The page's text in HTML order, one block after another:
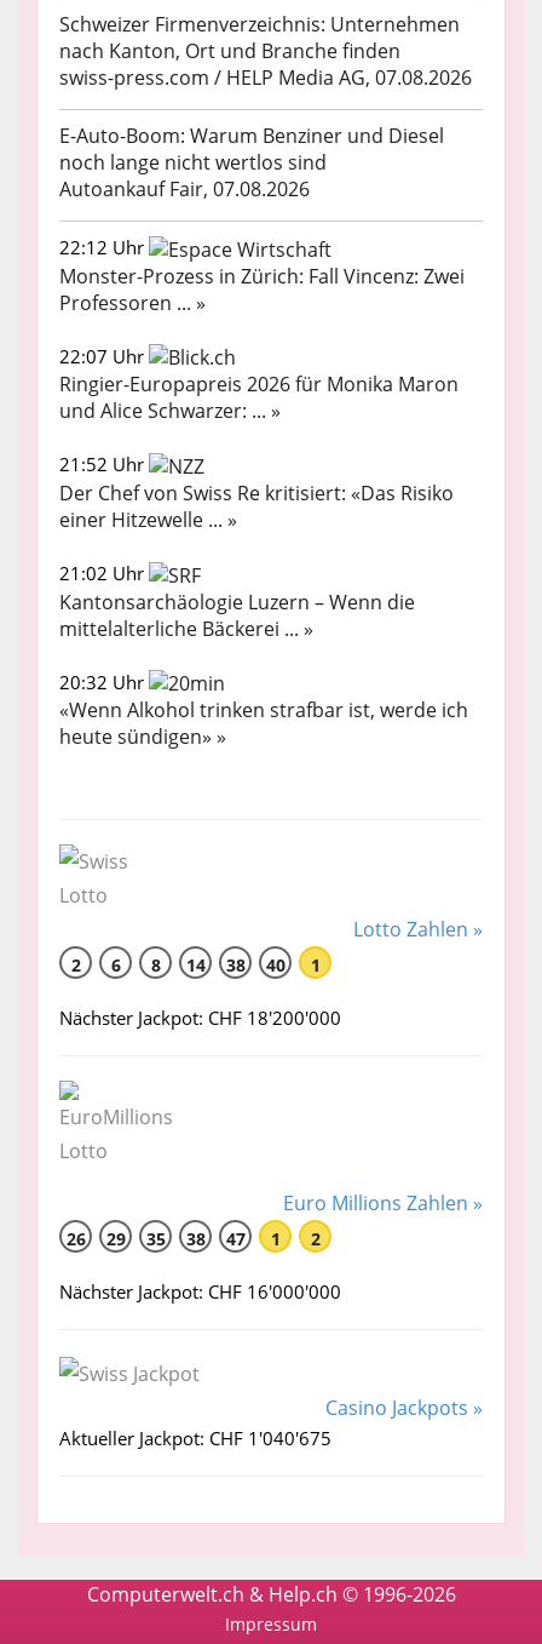
Schweizer Firmenverzeichnis: Unternehmen
nach Kanton, Ort und Branche finden
swiss-press.com / HELP Media AG, 07.08.2026
E-Auto-Boom: Warum Benziner und Diesel
noch lange nicht wertlos sind
Autoankauf Fair, 07.08.2026
22:12 Uhr
Monster-Prozess in Zürich: Fall Vincenz: Zwei
Professoren ... »
22:07 Uhr
Ringier-Europapreis 2026 für Monika Maron
und Alice Schwarzer: ... »
21:52 Uhr
Der Chef von Swiss Re kritisiert: «Das Risiko
einer Hitzewelle ... »
21:02 Uhr
Kantonsarchäologie Luzern – Wenn die
mittelalterliche Bäckerei ... »
20:32 Uhr
«Wenn Alkohol trinken strafbar ist, werde ich
heute sündigen» »
Lotto Zahlen »
2 6 8 14 38 40 1
Nächster Jackpot: CHF 18'200'000
Euro Millions Zahlen »
26 29 35 38 47 1 2
Nächster Jackpot: CHF 16'000'000
Casino Jackpots »
Aktueller Jackpot: CHF 1'040'675
Computerwelt.ch & Help.ch © 1996-2026
Impressum